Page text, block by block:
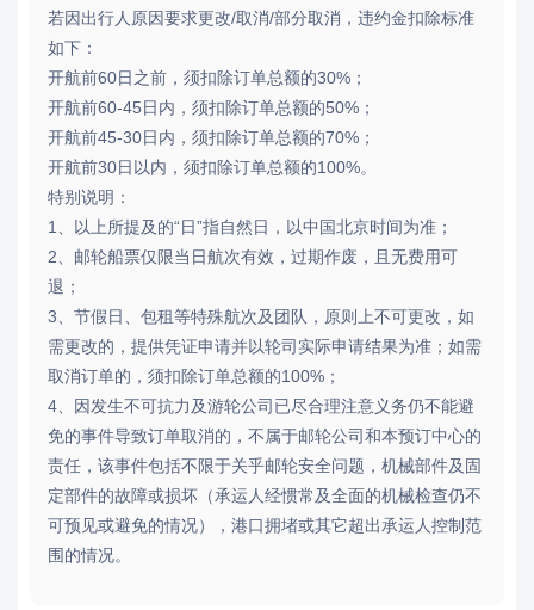
若因出行人原因要求更改/取消/部分取消，违约金扣除标准
如下：
开航前60日之前，须扣除订单总额的30%；
开航前60-45日内，须扣除订单总额的50%；
开航前45-30日内，须扣除订单总额的70%；
开航前30日以内，须扣除订单总额的100%。
特别说明：
1、以上所提及的“日”指自然日，以中国北京时间为准；
2、邮轮船票仅限当日航次有效，过期作废，且无费用可
退；
3、节假日、包租等特殊航次及团队，原则上不可更改，如
需更改的，提供凭证申请并以轮司实际申请结果为准；如需
取消订单的，须扣除订单总额的100%；
4、因发生不可抗力及游轮公司已尽合理注意义务仍不能避
免的事件导致订单取消的，不属于邮轮公司和本预订中心的
责任，该事件包括不限于关乎邮轮安全问题，机械部件及固
定部件的故障或损坏（承运人经惯常及全面的机械检查仍不
可预见或避免的情况），港口拥堵或其它超出承运人控制范
围的情况。